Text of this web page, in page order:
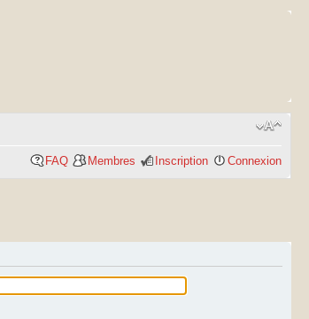
FAQ Membres Inscription Connexion